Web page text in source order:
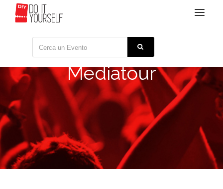
Toggle
Mediatour